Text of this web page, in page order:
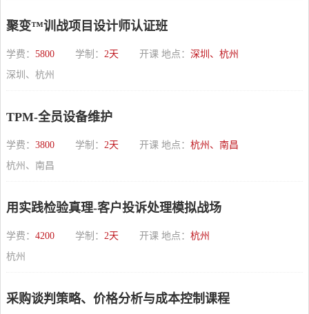
聚变™训战项目设计师认证班
学费： 5800 学制： 2天 开课 地点： 深圳、杭州
深圳、杭州
TPM-全员设备维护
学费： 3800 学制： 2天 开课 地点： 杭州、南昌
杭州、南昌
用实践检验真理-客户投诉处理模拟战场
学费： 4200 学制： 2天 开课 地点： 杭州
杭州
采购谈判策略、价格分析与成本控制课程